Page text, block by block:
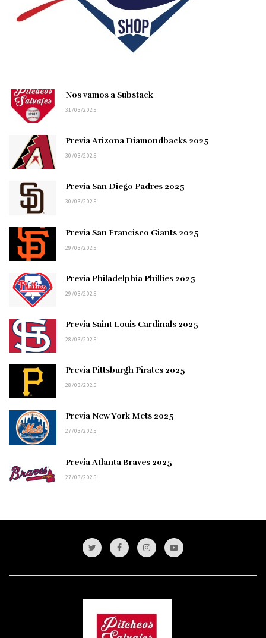
Nos vamos a Substack
31/03/2025
Previa Arizona Diamondbacks 2025
30/03/2025
Previa San Diego Padres 2025
30/03/2025
Previa San Francisco Giants 2025
29/03/2025
Previa Philadelphia Phillies 2025
29/03/2025
Previa Saint Louis Cardinals 2025
28/03/2025
Previa Pittsburgh Pirates 2025
28/03/2025
Previa New York Mets 2025
27/03/2025
Previa Atlanta Braves 2025
27/03/2025